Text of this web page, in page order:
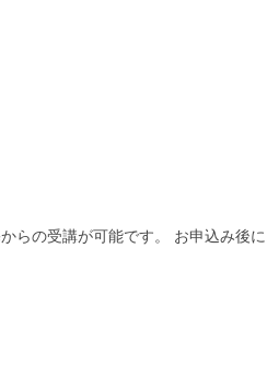
らの受講が可能です。 お申込み後に